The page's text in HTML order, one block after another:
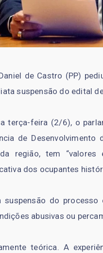
de Castro (PP)
suspensão do edital
terça-feira (2/6), o
de Desenvolvimento
região, tem “valores
dos ocupantes
suspensão do
abusivas ou
teórica. A